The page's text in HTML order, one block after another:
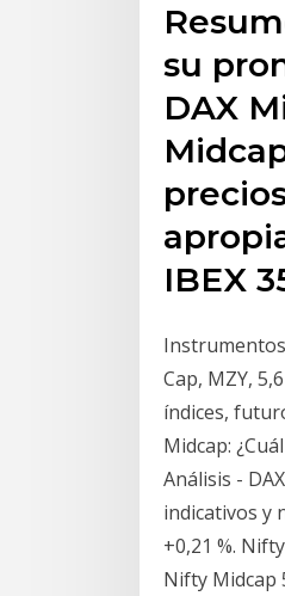
su
DAX
IBEX
Cap, MZY,
índices,
Midcap:
Análisis -
indicativos y
+0,21 %.
Nifty Midcap